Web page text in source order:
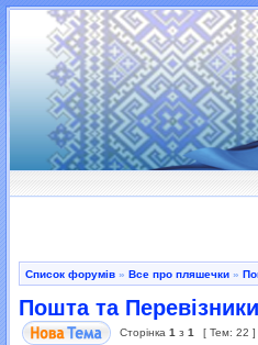
Список форумів » Все про пляшечки »
Пошта та Перевізники
Сторінка 1 з 1 [ Тем: 22 ]